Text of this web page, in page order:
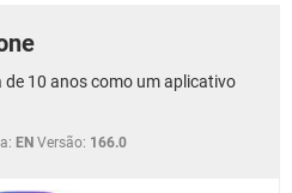
10 anos como um aplicativo
EN Versão: 166.0